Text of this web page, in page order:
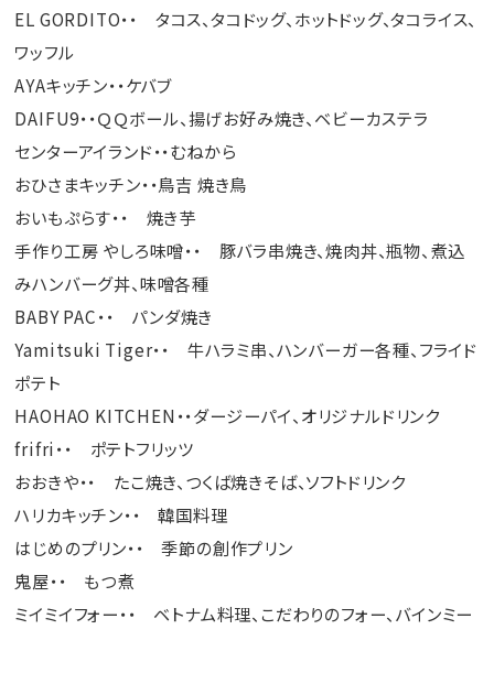
EL GORDITO・・ タコス、タコドッグ、ホットドッグ、タコライス、
ワッフル
AYAキッチン・・ケバブ
DAIFU9・・ＱＱボール、揚げお好み焼き、ベビーカステラ
センターアイランド・・むねから
おひさまキッチン・・鳥吉 焼き鳥
おいもぷらす・・ 焼き芋
手作り工房 やしろ味噌・・ 豚バラ串焼き、焼肉丼、瓶物、煮込
みハンバーグ丼、味噌各種
BABY PAC・・ パンダ焼き
Yamitsuki Tiger・・ 牛ハラミ串、ハンバーガー各種、フライド
ポテト
HAOHAO KITCHEN・・ダージーパイ、オリジナルドリンク
frifri・・ ポテトフリッツ
おおきや・・ たこ焼き、つくば焼きそば、ソフトドリンク
ハリカキッチン・・ 韓国料理
はじめのプリン・・ 季節の創作プリン
鬼屋・・ もつ煮
ミイミイフォー・・ ベトナム料理、こだわりのフォー、バインミー